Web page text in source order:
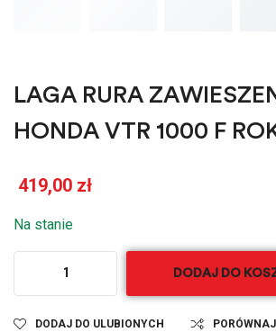
LAGA RURA
HONDA VTR 1000 F
419,00 zł
Na stanie
DODAJ DO
DODAJ DO ULUBIONYCH PORÓWNAJ